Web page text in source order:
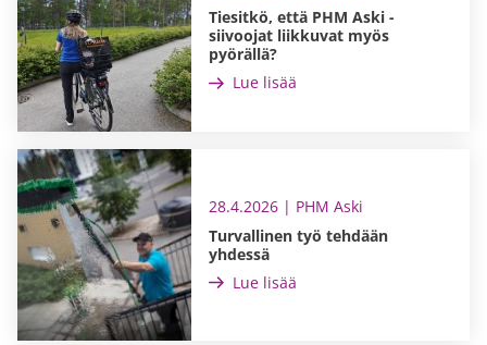
Tiesitkö, että PHM Aski -
siivoojat liikkuvat myös
pyörällä?
Lue lisää
28.4.2026 | PHM Aski
Turvallinen työ tehdään
yhdessä
Lue lisää